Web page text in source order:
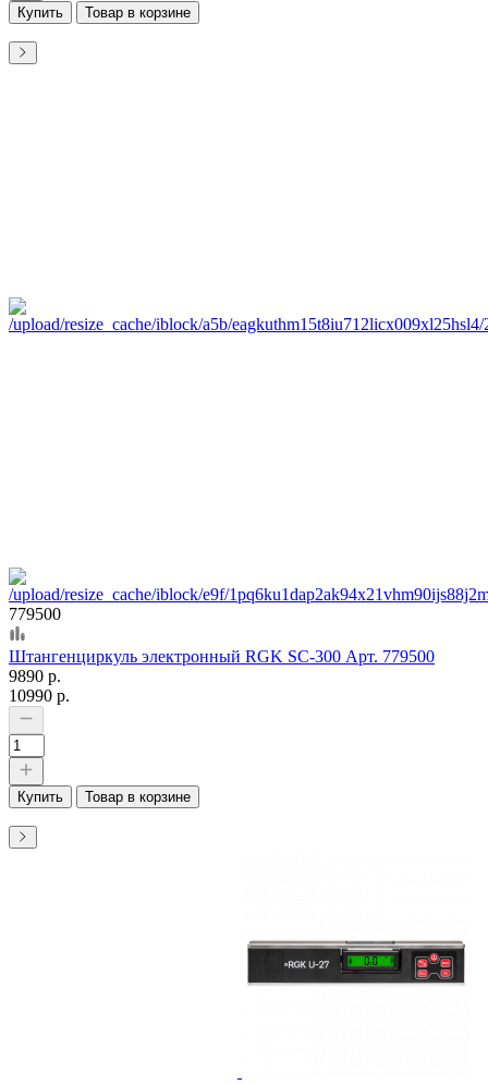
Купить Товар в корзине
779500
Штангенциркуль электронный RGK SC-300 Арт. 779500
9890 р.
10990 р.
Купить Товар в корзине